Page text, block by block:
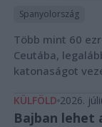
Spanyolország
Több mint 60
Ceutába,
katonaságot
KÜLFÖLD 2026.
Bajban lehet